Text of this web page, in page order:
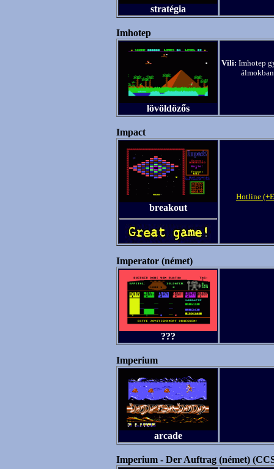
stratégia
Imhotep
lövöldözős
Vili: Imhotep
Impact
breakout
Hotline
Imperator (német)
???
Imperium
arcade
Imperium - Der Auftrag (német)